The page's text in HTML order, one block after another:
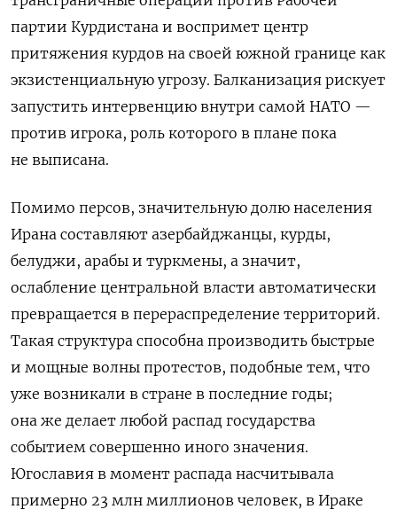
партии Курдистана и воспримет центр
притяжения курдов на своей южной границе как
экзистенциальную угрозу. Балканизация рискует
запустить интервенцию внутри самой НАТО —
против игрока, роль которого в плане пока
не выписана.
Помимо персов, значительную долю населения
Ирана составляют азербайджанцы, курды,
белуджи, арабы и туркмены, а значит,
ослабление центральной власти автоматически
превращается в перераспределение территорий.
Такая структура способна производить быстрые
и мощные волны протестов, подобные тем, что
уже возникали в стране в последние годы;
она же делает любой распад государства
событием совершенно иного значения.
Югославия в момент распада насчитывала
примерно 23 млн миллионов человек, в Ираке